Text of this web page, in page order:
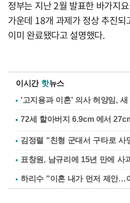
정부는 지난 2월 발표한 바가지
가운데 18개 과제가 정상 추진되
이미 완료됐다고 설명했다.
이시간 핫뉴스
'고지용과 이혼' 의사 허양임, 새
김정렬 "친형 군대서 구타로
표창원, 남규리에 15년 만에
하리수 "이혼 내가 먼저 제안…